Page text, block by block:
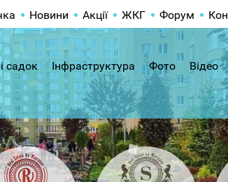
Новини Акції ЖКГ Форум
садок Інфраструктура Фото Відео